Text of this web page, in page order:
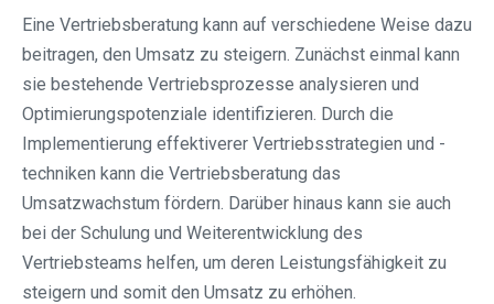
Eine Vertriebsberatung kann auf verschiedene Weise dazu
beitragen, den Umsatz zu steigern. Zunächst einmal kann
sie bestehende Vertriebsprozesse analysieren und
Optimierungspotenziale identifizieren. Durch die
Implementierung effektiverer Vertriebsstrategien und -
techniken kann die Vertriebsberatung das
Umsatzwachstum fördern. Darüber hinaus kann sie auch
bei der Schulung und Weiterentwicklung des
Vertriebsteams helfen, um deren Leistungsfähigkeit zu
steigern und somit den Umsatz zu erhöhen.